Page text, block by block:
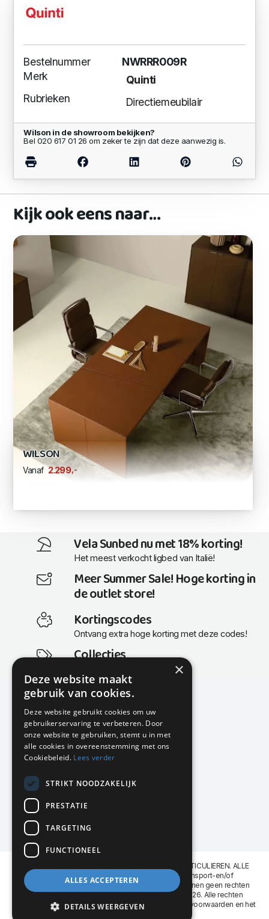
Bestelnummer
NWRRR009R
Merk
Quinti
Rubrieken
Directiemeubilair
Wilson in de showroom bekijken?
Bel 020 617 01 26 om zeker te zijn dat deze aanwezig is.
Kijk ook eens naar…
WILSON
Vanaf 2.299 ,-
Vela Sunbed nu met 18% korting!
Het meest verkocht ligbed van Italië!
Meer Summer Sale! Hoge korting in
de outlet store!
Kortingscodes
Ontvang extra hoge korting met deze codes!
Collecties
Actuele en populaire collecties
KMP Kantoormeubilair
Airport Business Park
Frankfurtstraat 29-31
1175 RH Lijnden
020-617 01 26
info@kmpkantoormeubilair.nl
Facebook
Instagram
KMP Kantoormeubilair levert aan BEDRIJVEN en PARTICULIEREN. ALLE
GENOEMDE PRIJZEN ZIJN EXCL. 21% B.T.W. Transport-en/of
Montagekosten op aanvraag. Aan deze website kunnen geen rechten
worden ontleend. KMP Kantoormeubilair VOF © 2026. Alle rechten
voorbehouden. Lees voor gebruik graag de
leveringsvoorwaarden en het
×
Deze website maakt
gebruik van cookies.
Deze website gebruikt cookies om uw
gebruikerservaring te verbeteren. Door
onze website te gebruiken, stemt u in met
alle cookies in overeenstemming met ons
Cookiebeleid. Lees verder
STRIKT NOODZAKELIJK
PRESTATIE
TARGETING
FUNCTIONEEL
ALLES ACCEPTEREN
DETAILS WEERGEVEN